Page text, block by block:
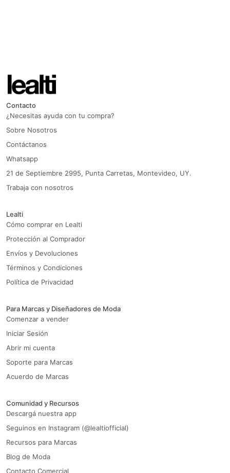
Contacto
¿Necesitas ayuda con tu compra?
Sobre Nosotros
Contáctanos
Whatsapp
21 de Septiembre 2995, Punta Carretas, Montevideo, UY.
Trabaja con nosotros
Lealti
Cómo comprar en Lealti
Protección al Comprador
Envíos y Devoluciones
Términos y Condiciones
Política de Privacidad
Para Marcas y Diseñadores de Moda
Comenzar a vender
Iniciar Sesión
Abrir mi cuenta
Soporte para Marcas
Acuerdo de Marcas
Comunidad y Recursos
Descargá nuestra app
Seguinos en Instagram (@lealtiofficial)
Recursos para Marcas
Blog de Moda
Contacto Comercial